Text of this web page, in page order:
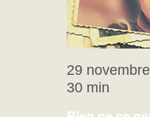
29
30 min